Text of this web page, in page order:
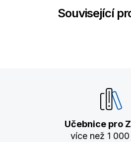
Související
Učebnice pro
více než 1